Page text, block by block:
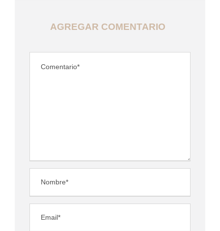
AGREGAR COMENTARIO